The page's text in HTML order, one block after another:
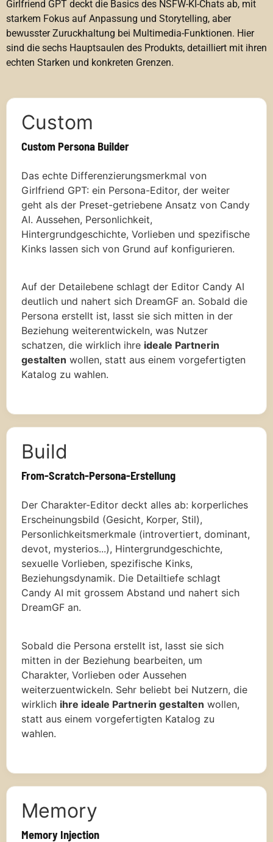
Girlfriend GPT deckt die Basics des NSFW-KI-Chats ab, mit
starkem Fokus auf Anpassung und Storytelling, aber
bewusster Zuruckhaltung bei Multimedia-Funktionen. Hier
sind die sechs Hauptsaulen des Produkts, detailliert mit ihren
echten Starken und konkreten Grenzen.
Custom
Custom Persona Builder
Das echte Differenzierungsmerkmal von
Girlfriend GPT: ein Persona-Editor, der weiter
geht als der Preset-getriebene Ansatz von Candy
AI. Aussehen, Personlichkeit,
Hintergrundgeschichte, Vorlieben und spezifische
Kinks lassen sich von Grund auf konfigurieren.
Auf der Detailebene schlagt der Editor Candy AI
deutlich und nahert sich DreamGF an. Sobald die
Persona erstellt ist, lasst sie sich mitten in der
Beziehung weiterentwickeln, was Nutzer
schatzen, die wirklich ihre ideale Partnerin
gestalten wollen, statt aus einem vorgefertigten
Katalog zu wahlen.
Build
From-Scratch-Persona-Erstellung
Der Charakter-Editor deckt alles ab: korperliches
Erscheinungsbild (Gesicht, Korper, Stil),
Personlichkeitsmerkmale (introvertiert, dominant,
devot, mysterios...), Hintergrundgeschichte,
sexuelle Vorlieben, spezifische Kinks,
Beziehungsdynamik. Die Detailtiefe schlagt
Candy AI mit grossem Abstand und nahert sich
DreamGF an.
Sobald die Persona erstellt ist, lasst sie sich
mitten in der Beziehung bearbeiten, um
Charakter, Vorlieben oder Aussehen
weiterzuentwickeln. Sehr beliebt bei Nutzern, die
wirklich ihre ideale Partnerin gestalten wollen,
statt aus einem vorgefertigten Katalog zu
wahlen.
Memory
Memory Injection